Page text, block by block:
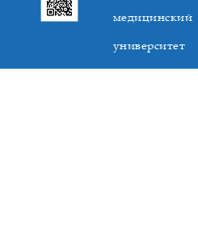
медицинский
университет